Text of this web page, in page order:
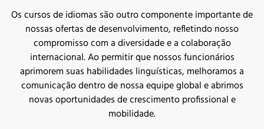
Os cursos de idiomas são outro componente importante de
nossas ofertas de desenvolvimento, refletindo nosso
compromisso com a diversidade e a colaboração
internacional. Ao permitir que nossos funcionários
aprimorem suas habilidades linguísticas, melhoramos a
comunicação dentro de nossa equipe global e abrimos
novas oportunidades de crescimento profissional e
mobilidade.